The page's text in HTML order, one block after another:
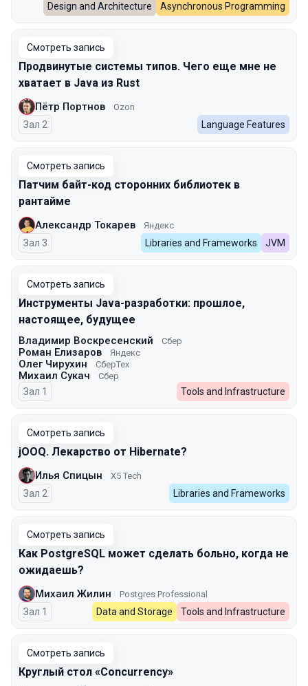
Design and Architecture
Asynchronous Programming
Смотреть запись
Продвинутые системы типов. Чего еще мне не
хватает в Java из Rust
Пётр Портнов Ozon
Зал 2 Language Features
Смотреть запись
Патчим байт-код сторонних библиотек в
рантайме
Александр Токарев Яндекс
Зал 3 Libraries and Frameworks JVM
Смотреть запись
Инструменты Java-разработки: прошлое,
настоящее, будущее
Владимир Воскресенский Сбер
Роман Елизаров Яндекс
Олег Чирухин СберТех
Михаил Сукач Сбер
Зал 1 Tools and Infrastructure
Смотреть запись
jOOQ. Лекарство от Hibernate?
Илья Спицын X5 Tech
Зал 2 Libraries and Frameworks
Смотреть запись
Как PostgreSQL может сделать больно, когда не
ожидаешь?
Михаил Жилин Postgres Professional
Зал 1 Data and Storage Tools and Infrastructure
Смотреть запись
Круглый стол «Concurrency»